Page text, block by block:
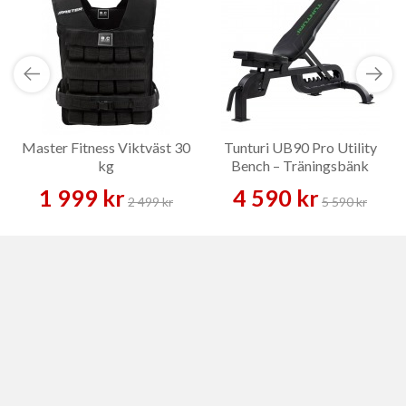
Master Fitness Viktväst 30
kg
1 999 kr2 499 kr
Tunturi UB90 Pro Utility
Bench – Träningsbänk
4 590 kr5 590 kr